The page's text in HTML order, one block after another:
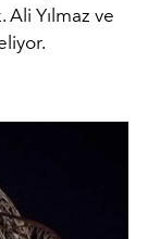
Yılmaz ve